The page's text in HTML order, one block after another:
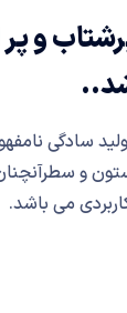
و
سادگی
و
می باشد.